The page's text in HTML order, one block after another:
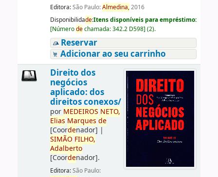
Editora:São Paulo:Almedina,2016
Disponibilidade:Itens disponíveis para empréstimo:
[Númerodechamada:342.2 D598] (2).
Reservar
Adicionar ao seu carrinho
Direito dos
negócios
aplicado: dos
direitos conexos/
por MEDEIROS NETO,
Elias Marques de
[Coordenador] |
SIMÃO FILHO,
Adalberto
[Coordenador].
Editora:São Paulo: